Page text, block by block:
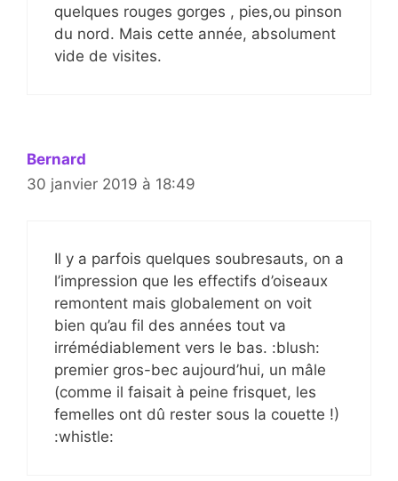
quelques rouges gorges , pies,ou pinson
du nord. Mais cette année, absolument
vide de visites.
Bernard
30 janvier 2019 à 18:49
Il y a parfois quelques soubresauts, on a
l’impression que les effectifs d’oiseaux
remontent mais globalement on voit
bien qu’au fil des années tout va
irrémédiablement vers le bas. :blush:
premier gros-bec aujourd’hui, un mâle
(comme il faisait à peine frisquet, les
femelles ont dû rester sous la couette !)
:whistle: